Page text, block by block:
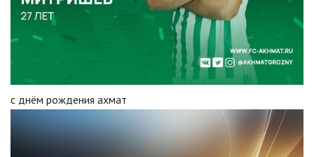
с днём рождения ахмат